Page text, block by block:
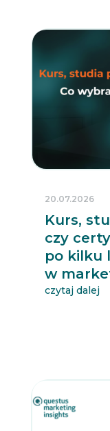
Kurs,
czy
po kilku
w
20.07.2026
czytaj dalej